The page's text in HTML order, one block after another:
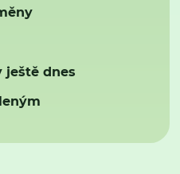
ještě dnes